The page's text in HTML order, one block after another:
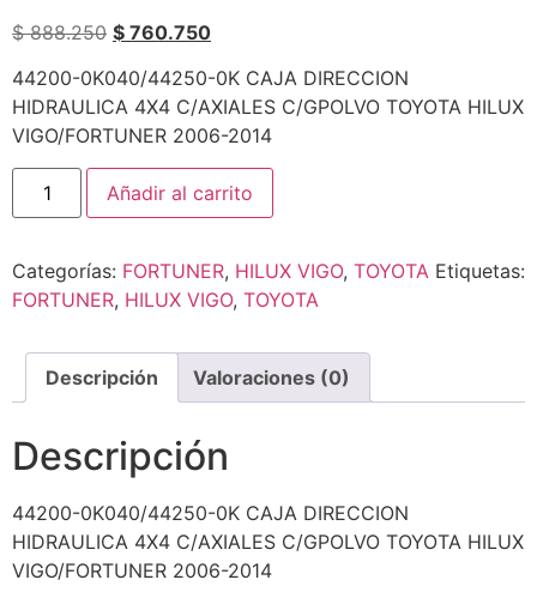
$888.250 $ 760.750
44200-0K040/44250-0K CAJA DIRECCION
HIDRAULICA 4X4 C/AXIALES C/GPOLVO TOYOTA HILUX
VIGO/FORTUNER 2006-2014
Añadir al carrito
Categorías: FORTUNER, HILUX VIGO, TOYOTA Etiquetas:
FORTUNER, HILUX VIGO, TOYOTA
Descripción Valoraciones (0)
Descripción
44200-0K040/44250-0K CAJA DIRECCION
HIDRAULICA 4X4 C/AXIALES C/GPOLVO TOYOTA HILUX
VIGO/FORTUNER 2006-2014